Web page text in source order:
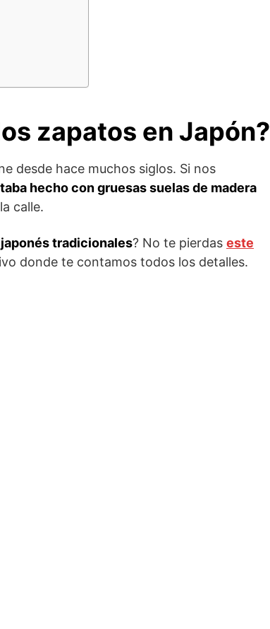
zapatos en Japón?
desde hace muchos siglos. Si nos
hecho con gruesas suelas de madera
calle.
tradicionales? No te pierdas este
donde te contamos todos los detalles.